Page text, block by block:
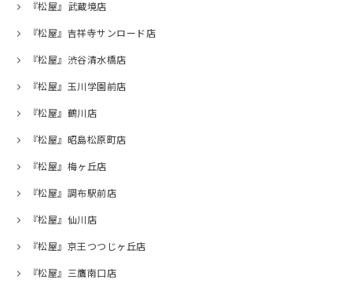
『松屋』武蔵境店
『松屋』吉祥寺サンロード店
『松屋』渋谷清水橋店
『松屋』玉川学園前店
『松屋』鶴川店
『松屋』昭島松原町店
『松屋』梅ヶ丘店
『松屋』調布駅前店
『松屋』仙川店
『松屋』京王つつじヶ丘店
『松屋』三鷹南口店